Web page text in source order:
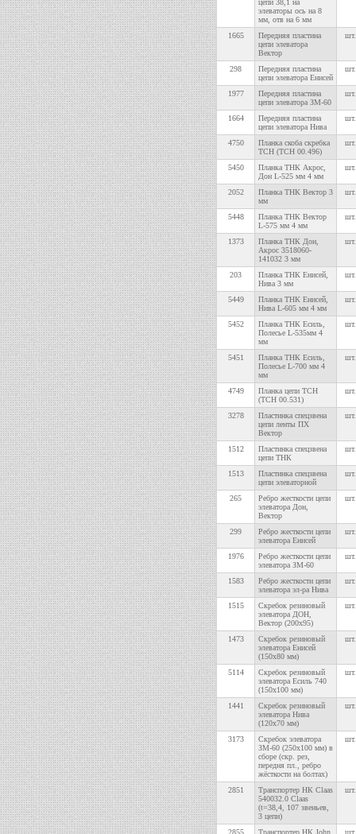
цепи 38,1 на
элеваторы ось на 8
мм, отв на 6 мм
1665
Передняя пластина
цепи элеватора
Вектор
шт.
298
Передняя пластина
цепи элеватора Енисей
шт.
1977
Передняя пластина
цепи элеватора ЗМ-60
шт.
1664
Передняя пластина
цепи элеватора Нива
шт.
4750
Планка скоба скребка
ТСН (ТСН 00.496)
шт.
5450
Планка ТНК Акрос,
Дон L-525 мм 4 мм
шт.
2052
Планка ТНК Вектор 3
мм
шт.
5448
Планка ТНК Вектор
L-575 мм 4 мм
шт.
1373
Планка ТНК Дон,
Акрос 3518060-
141032 3 мм
шт.
203
Планка ТНК Енисей,
Нива 3 мм
шт.
5449
Планка ТНК Енисей,
Нива L-605 мм 4 мм
шт.
5452
Планка ТНК Есиль,
Полесье L-535мм 4
мм
шт.
5451
Планка ТНК Есиль,
Полесье L-700 мм 4
мм
шт.
4749
Планка цепи ТСН
(ТСН 00.531)
шт.
3278
Пластинка спецзвена
цепи ленты ПХ
Вектор
шт.
1512
Пластинка спецзвена
цепи ТНК
шт.
1513
Пластинка спецзвена
цепи элеваторной
шт.
265
Ребро жесткости цепи
элеватора Дон,
Вектор
шт.
299
Ребро жесткости цепи
элеватора Енисей
шт.
1976
Ребро жесткости цепи
элеватора ЗМ-60
шт.
1583
Ребро жесткости цепи
элеватора эл-ра Нива
шт.
1515
Скребок резиновый
элеватора ДОН,
Вектор (200х95)
шт.
1473
Скребок резиновый
элеватора Енисей
(150х80 мм)
шт.
5114
Скребок резиновый
элеватора Есиль 740
(150х100 мм)
шт.
1441
Скребок резиновый
элеватора Нива
(120х70 мм)
шт.
3173
Скребок элеватора
ЗМ-60 (250х100 мм) в
сборе (скр. рез,
передня пл., ребро
жёсткости на болтах)
шт.
2851
Транспортер НК Claas
540032.0 Claas
(t=38,4, 107 звеньев,
3 цепи)
шт.
2855 Транспортер НК John шт.